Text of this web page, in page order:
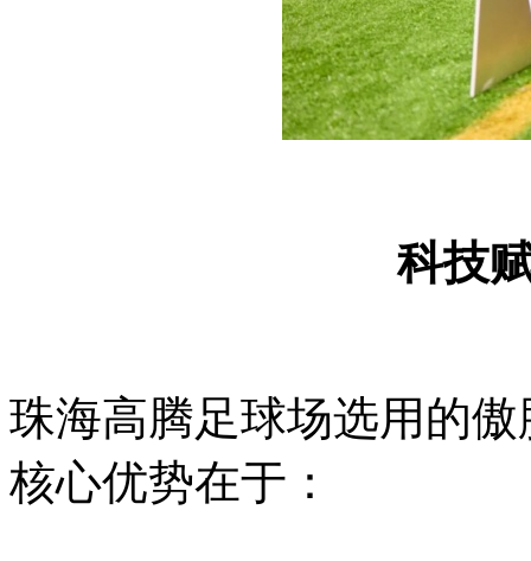
科技
珠海高腾足球场选用的
核心优势在于：